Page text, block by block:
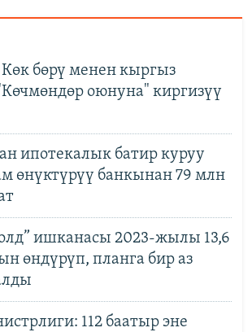
бөрү менен кыргыз
оюнуна" киргизүү
ипотекалык батир куруу
өнүктүрүү банкынан 79 млн
ишканасы 2023-жылы 13,6
өндүрүп, планга бир аз
112 баатыр эне